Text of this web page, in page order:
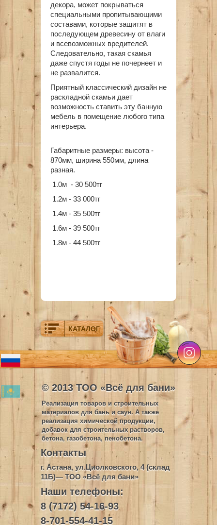
декора, может покрываться
специальными пропитывающими
составами, которые защитят в
последующем древесину от влаги
и всевозможных вредителей.
Следовательно, такая скамья
даже спустя годы не почернеет и
не развалится.
Приятный классический дизайн не
раскладной скамьи дает
возможность ставить эту банную
мебель в помещение любого типа
интерьера.
Габаритные размеры: высота -
870мм, ширина 550мм, длина
разная.
1.0м - 30 500тг
1.2м - 33 000тг
1.4м - 35 500тг
1.6м - 39 500тг
1.8м - 44 500тг
КАТАЛОГ
© 2013 ТОО «Всё для бани»
Реализация товаров и строительных
материалов для бань и саун. А также
реализация химической продукции,
добавок для строительных растворов,
бетона, газобетона, пенобетона.
Контакты
г. Астана, ул.Циолковского, 4 (склад
11Б)— ТОО «Всё для бани»
Наши телефоны:
8 (7172) 54-16-93
8-701-554-41-15